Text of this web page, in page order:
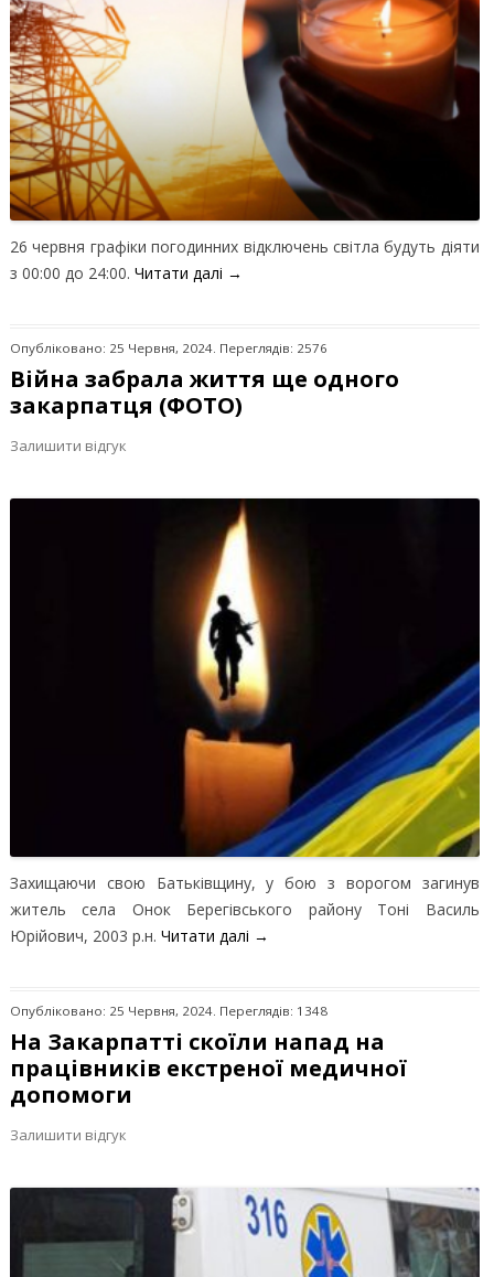
26 червня графіки погодинних відключень світла будуть діяти
з 00:00 до 24:00. Читати далі →
Опубліковано: 25 Червня, 2024. Переглядів: 2576
Війна забрала життя ще одного
закарпатця (ФОТО)
Залишити відгук
Захищаючи свою Батьківщину, у бою з ворогом загинув
житель села Онок Берегівського району Тоні Василь
Юрійович, 2003 р.н. Читати далі →
Опубліковано: 25 Червня, 2024. Переглядів: 1348
На Закарпатті скоїли напад на
працівників екстреної медичної
допомоги
Залишити відгук